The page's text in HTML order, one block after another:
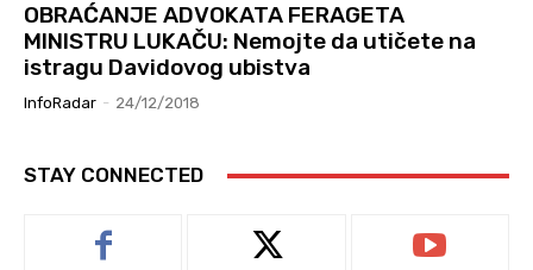
OBRAĆANJE ADVOKATA FERAGETA
MINISTRU LUKAČU: Nemojte da utičete na
istragu Davidovog ubistva
InfoRadar - 24/12/2018
STAY CONNECTED